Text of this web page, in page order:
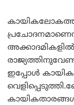
ഇപ്പോൾ